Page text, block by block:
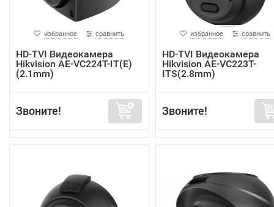
избранное сравнить
HD-TVI Видеокамера
Hikvision AE-VC224T-IT(E)
(2.1mm)
Звоните!
избранное сравнить
HD-TVI Видеокамера
Hikvision AE-VC223T-
ITS(2.8mm)
Звоните!